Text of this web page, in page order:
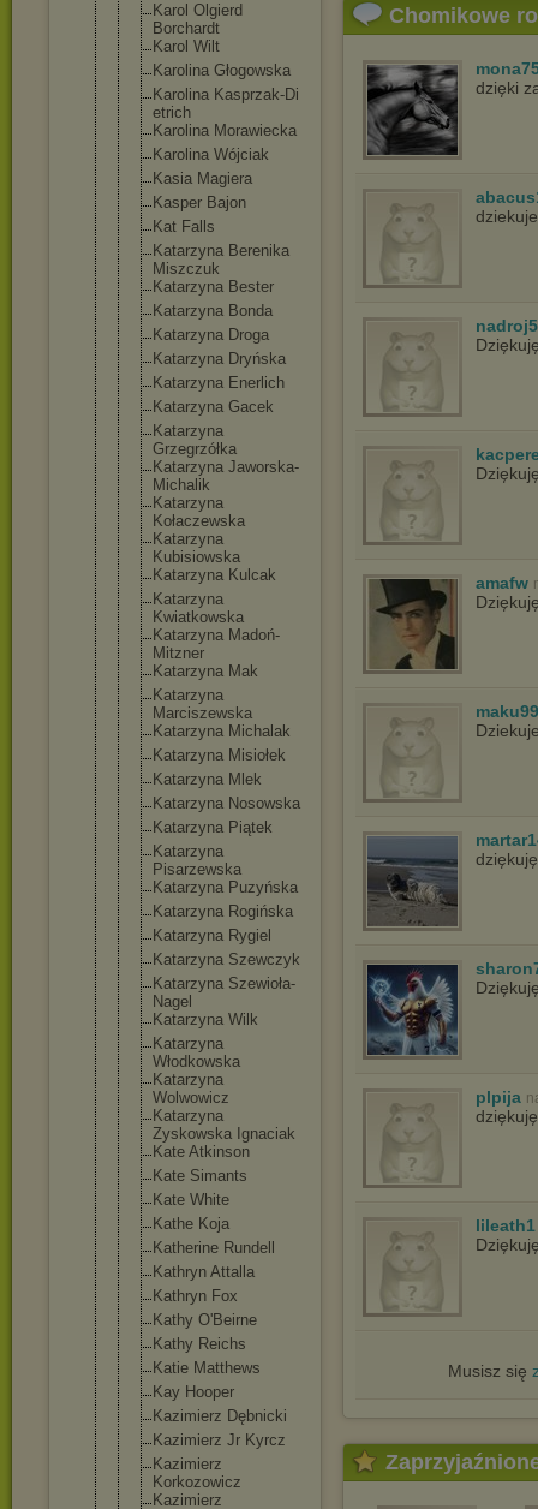
Karol Olgierd
Borchardt
Karol Wilt
Karolina Głogowska
Karolina Kasprzak-Di
etrich
Karolina Morawiecka
Karolina Wójciak
Kasia Magiera
Kasper Bajon
Kat Falls
Katarzyna Berenika
Miszczuk
Katarzyna Bester
Katarzyna Bonda
Katarzyna Droga
Katarzyna Dryńska
Katarzyna Enerlich
Katarzyna Gacek
Katarzyna
Grzegrzółka
Katarzyna Jaworska-
Michalik
Katarzyna
Kołaczewska
Katarzyna
Kubisiowska
Katarzyna Kulcak
Katarzyna
Kwiatkowska
Katarzyna Madoń-
Mitzner
Katarzyna Mak
Katarzyna
Marciszewska
Katarzyna Michalak
Katarzyna Misiołek
Katarzyna Mlek
Katarzyna Nosowska
Katarzyna Piątek
Katarzyna
Pisarzewska
Katarzyna Puzyńska
Katarzyna Rogińska
Katarzyna Rygiel
Katarzyna Szewczyk
Katarzyna Szewioła-
Nagel
Katarzyna Wilk
Katarzyna
Włodkowska
Katarzyna
Wolwowicz
Katarzyna
Zyskowska Ignaciak
Kate Atkinson
Kate Simants
Kate White
Kathe Koja
Katherine Rundell
Kathryn Attalla
Kathryn Fox
Kathy O'Beirne
Kathy Reichs
Katie Matthews
Kay Hooper
Kazimierz Dębnicki
Kazimierz Jr Kyrcz
Kazimierz
Korkozowicz
Kazimierz
Chomikowe
dzięki
dziekuje
amafw
maku99
plpija
dziękuję
lileath1
Musisz się